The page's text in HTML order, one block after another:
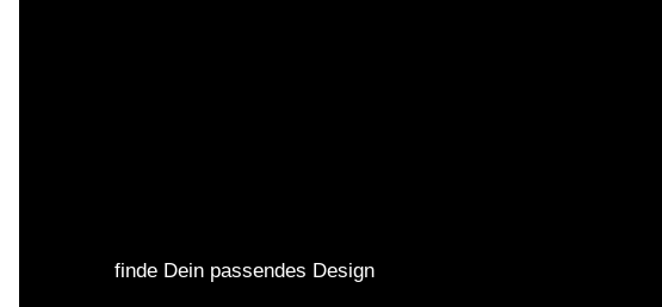
finde Dein passendes Design